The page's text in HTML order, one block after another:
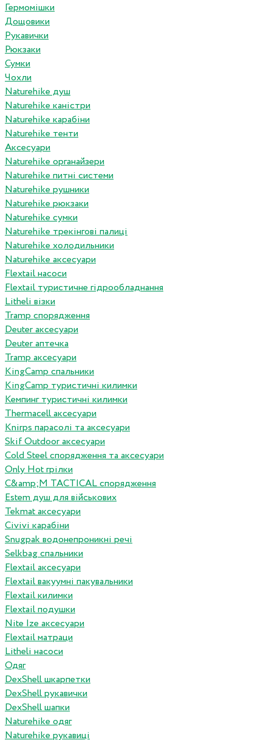
Гермомішки
Дощовики
Рукавички
Рюкзаки
Сумки
Чохли
Naturehike душ
Naturehike каністри
Naturehike карабіни
Naturehike тенти
Аксесуари
Naturehike органайзери
Naturehike питні системи
Naturehike рушники
Naturehike рюкзаки
Naturehike сумки
Naturehike трекінгові палиці
Naturehike холодильники
Naturehike аксесуари
Flextail насоси
Flextail туристичне гідрообладнання
Litheli візки
Tramp спорядження
Deuter аксесуари
Deuter аптечка
Tramp аксесуари
KingCamp спальники
KingCamp туристичні килимки
Кемпинг туристичні килимки
Thermacell аксесуари
Knirps парасолі та аксесуари
Skif Outdoor аксесуари
Cold Steel спорядження та аксесуари
Only Hot грілки
C&amp;M TACTICAL спорядження
Estem душ для військових
Tekmat аксесуари
Сivivi карабіни
Snugpak водонепроникні речі
Selkbag спальники
Flextail аксесуари
Flextail вакуумні пакувальники
Flextail килимки
Flextail подушки
Nite Ize аксесуари
Flextail матраци
Litheli насоси
Одяг
DexShell шкарпетки
DexShell рукавички
DexShell шапки
Naturehike одяг
Naturehike рукавиці